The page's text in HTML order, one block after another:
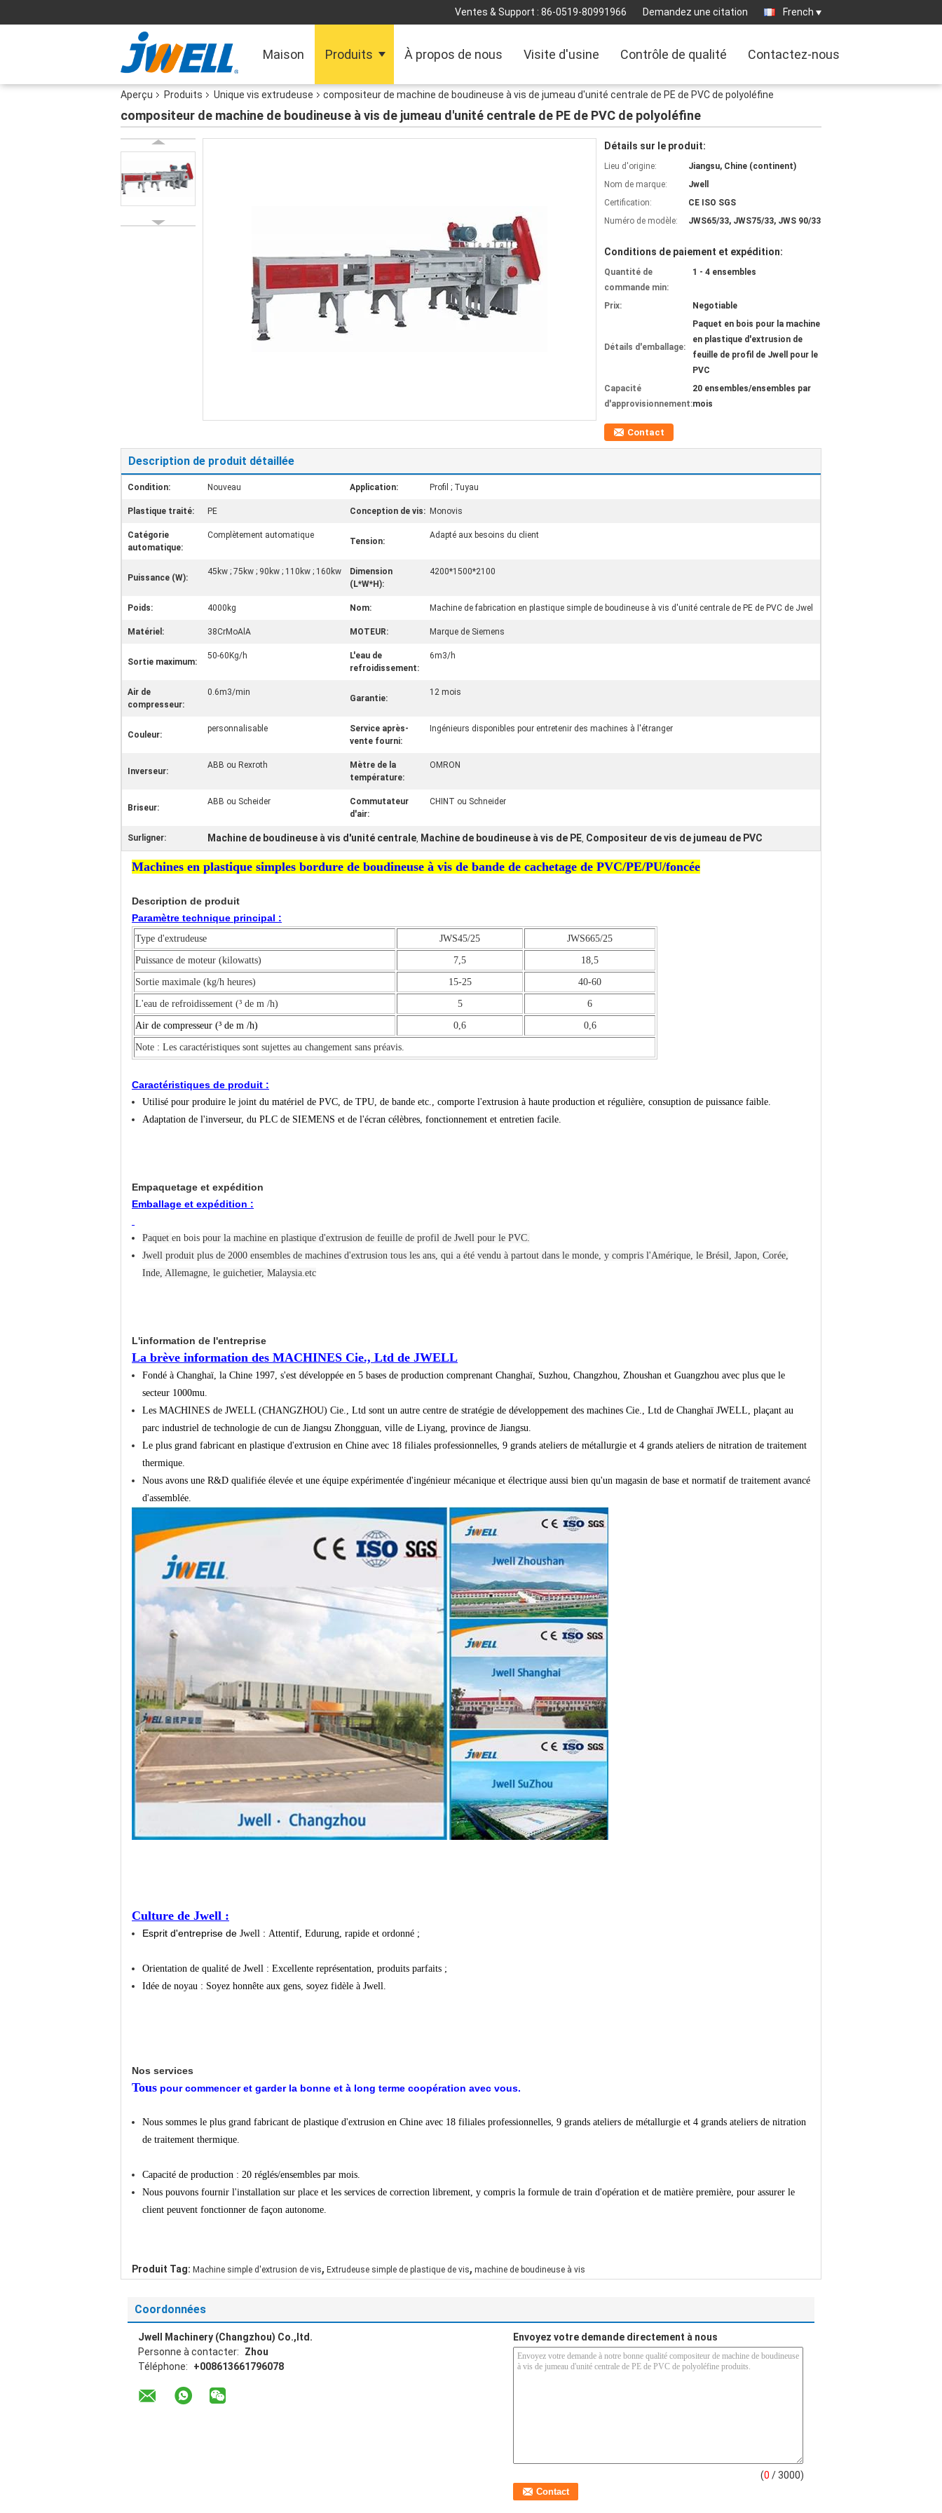
Ventes & Support : 86-0519-80991966 Demandez une citation French
Maison Produits À propos de nous Visite d'usine Contrôle de qualité Contactez-nous
Aperçu Produits Unique vis extrudeuse compositeur de machine de boudineuse à vis de jumeau d'unité centrale de PE de PVC de polyoléfine
compositeur de machine de boudineuse à vis de jumeau d'unité centrale de PE de PVC de polyoléfine
Détails sur le produit:
Lieu d'origine:
Jiangsu, Chine (continent)
Nom de marque:
Jwell
Certification:
CE ISO SGS
Numéro de modèle:
JWS65/33, JWS75/33, JWS 90/33
Conditions de paiement et expédition:
Quantité de
commande min:
1 - 4 ensembles
Prix: Negotiable
Détails d'emballage:
Paquet en bois pour la machine
en plastique d'extrusion de
feuille de profil de Jwell pour le
PVC
Capacité
d'approvisionnement:
20 ensembles/ensembles par
mois
Contact
Description de produit détaillée
Condition: Nouveau Application: Profil ; Tuyau
Plastique traité: PE Conception de vis: Monovis
Catégorie
automatique:
Complètement automatique
Tension:
Adapté aux besoins du client
Puissance (W):
45kw ; 75kw ; 90kw ; 110kw ; 160kw
Dimension
(L*W*H):
4200*1500*2100
Poids: 4000kg Nom: Machine de fabrication en plastique simple de boudineuse à vis d'unité centrale de PE de PVC de Jwel
Matériel: 38CrMoAlA MOTEUR: Marque de Siemens
Sortie maximum:
50-60Kg/h
L'eau de
refroidissement:
6m3/h
Air de
compresseur:
0.6m3/min
Garantie:
12 mois
Couleur:
personnalisable
Service après-
vente fourni:
Ingénieurs disponibles pour entretenir des machines à l'étranger
Inverseur:
ABB ou Rexroth
Mètre de la
température:
OMRON
Briseur:
ABB ou Scheider
Commutateur
d'air:
CHINT ou Schneider
Surligner: Machine de boudineuse à vis d'unité centrale, Machine de boudineuse à vis de PE, Compositeur de vis de jumeau de PVC
Machines en plastique simples bordure de boudineuse à vis de bande de cachetage de PVC/PE/PU/foncée
Description de produit
Paramètre technique principal :
Type d'extrudeuse JWS45/25 JWS665/25
Puissance de moteur (kilowatts) 7,5 18,5
Sortie maximale (kg/h heures) 15-25 40-60
L'eau de refroidissement (³ de m /h) 5 6
Air de compresseur (³ de m /h) 0,6 0,6
Note : Les caractéristiques sont sujettes au changement sans préavis.
Caractéristiques de produit :
Utilisé pour produire le joint du matériel de PVC, de TPU, de bande etc., comporte l'extrusion à haute production et régulière, consuption de puissance faible.
Adaptation de l'inverseur, du PLC de SIEMENS et de l'écran célèbres, fonctionnement et entretien facile.
Empaquetage et expédition
Emballage et expédition :
Paquet en bois pour la machine en plastique d'extrusion de feuille de profil de Jwell pour le PVC.
Jwell produit plus de 2000 ensembles de machines d'extrusion tous les ans, qui a été vendu à partout dans le monde, y compris l'Amérique, le Brésil, Japon, Corée,
Inde, Allemagne, le guichetier, Malaysia.etc
L'information de l'entreprise
La brève information des MACHINES Cie., Ltd de JWELL
Fondé à Changhaï, la Chine 1997, s'est développée en 5 bases de production comprenant Changhaï, Suzhou, Changzhou, Zhoushan et Guangzhou avec plus que le
secteur 1000mu.
Les MACHINES de JWELL (CHANGZHOU) Cie., Ltd sont un autre centre de stratégie de développement des machines Cie., Ltd de Changhaï JWELL, plaçant au
parc industriel de technologie de cun de Jiangsu Zhongguan, ville de Liyang, province de Jiangsu.
Le plus grand fabricant en plastique d'extrusion en Chine avec 18 filiales professionnelles, 9 grands ateliers de métallurgie et 4 grands ateliers de nitration de traitement
thermique.
Nous avons une R&D qualifiée élevée et une équipe expérimentée d'ingénieur mécanique et électrique aussi bien qu'un magasin de base et normatif de traitement avancé
d'assemblée.
Culture de Jwell :
Esprit d'entreprise de Jwell : Attentif, Edurung, rapide et ordonné ;
Orientation de qualité de Jwell : Excellente représentation, produits parfaits ;
Idée de noyau : Soyez honnête aux gens, soyez fidèle à Jwell.
Nos services
Tous pour commencer et garder la bonne et à long terme coopération avec vous.
Nous sommes le plus grand fabricant de plastique d'extrusion en Chine avec 18 filiales professionnelles, 9 grands ateliers de métallurgie et 4 grands ateliers de nitration
de traitement thermique.
Capacité de production : 20 réglés/ensembles par mois.
Nous pouvons fournir l'installation sur place et les services de correction librement, y compris la formule de train d'opération et de matière première, pour assurer le
client peuvent fonctionner de façon autonome.
Produit Tag: Machine simple d'extrusion de vis, Extrudeuse simple de plastique de vis, machine de boudineuse à vis
Coordonnées
Jwell Machinery (Changzhou) Co.,ltd.
Personne à contacter:
Zhou
Téléphone:
+008613661796078
Envoyez votre demande directement à nous
(0 / 3000)